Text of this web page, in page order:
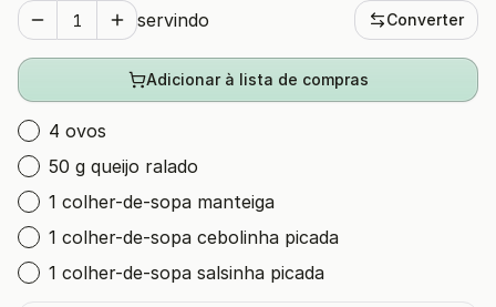
servindo Converter
Adicionar à lista de compras
4 ovos
50 g queijo ralado
1 colher-de-sopa manteiga
1 colher-de-sopa cebolinha picada
1 colher-de-sopa salsinha picada